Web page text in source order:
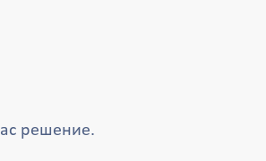
решение.